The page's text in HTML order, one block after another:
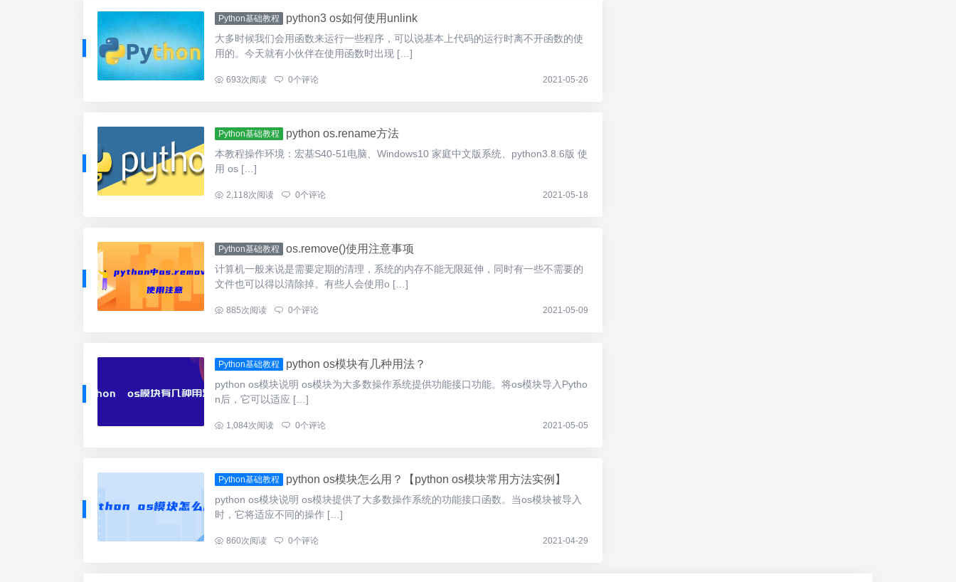
Python基础教程 python3 os如何使用unlink
大多时候我们会用函数来运行一些程序，可以说基本上代码的运行时离不开函数的使
用的。今天就有小伙伴在使用函数时出现 […]
... 693次阅读 0个评论 2021-05-26
Python基础教程 python os.rename方法
本教程操作环境：宏基S40-51电脑、Windows10 家庭中文版系统、python3.8.6版 使
用 os […]
... 2,118次阅读 0个评论 2021-05-18
Python基础教程 os.remove()使用注意事项
计算机一般来说是需要定期的清理，系统的内存不能无限延伸，同时有一些不需要的
文件也可以得以清除掉。有些人会使用o […]
... 885次阅读 0个评论 2021-05-09
Python基础教程 python os模块有几种用法？
python os模块说明 os模块为大多数操作系统提供功能接口功能。将os模块导入Pytho
n后，它可以适应 […]
... 1,084次阅读 0个评论 2021-05-05
Python基础教程 python os模块怎么用？【python os模块常用方法实例】
python os模块说明 os模块提供了大多数操作系统的功能接口函数。当os模块被导入
时，它将适应不同的操作 […]
... 860次阅读 0个评论 2021-04-29